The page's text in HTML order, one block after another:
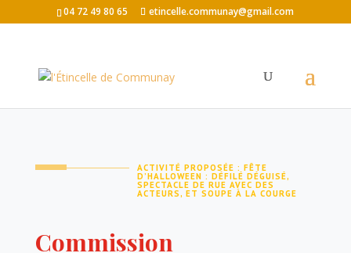
04 72 49 80 65 etincelle.communay@gmail.com
ACTIVITÉ PROPOSÉE : FÊTE
D’HALLOWEEN : DÉFILÉ DÉGUISÉ,
SPECTACLE DE RUE AVEC DES
ACTEURS, ET SOUPE À LA COURGE
Commission